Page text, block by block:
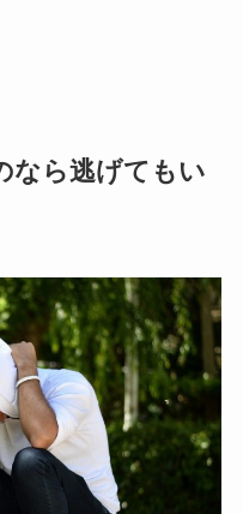
なら逃げてもい